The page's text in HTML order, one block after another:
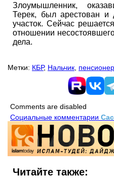
Злоумышленник,
Терек, был арестован и
участок. Сейчас
отношении
дела.
Метки: КБР, Нальчик пенсионер
Comments are disabled
Социальные комментарии
Читайте также: